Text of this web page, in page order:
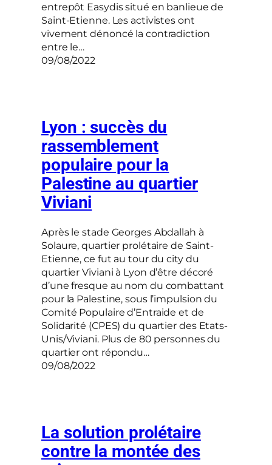
entrepôt Easydis situé en banlieue de
Saint-Etienne. Les activistes ont
vivement dénoncé la contradiction
entre le…
09/08/2022
Lyon : succès du
rassemblement
populaire pour la
Palestine au quartier
Viviani
Après le stade Georges Abdallah à
Solaure, quartier prolétaire de Saint-
Etienne, ce fut au tour du city du
quartier Viviani à Lyon d’être décoré
d’une fresque au nom du combattant
pour la Palestine, sous l’impulsion du
Comité Populaire d’Entraide et de
Solidarité (CPES) du quartier des Etats-
Unis/Viviani. Plus de 80 personnes du
quartier ont répondu…
09/08/2022
La solution prolétaire
contre la montée des